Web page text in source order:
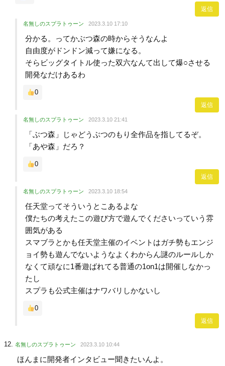
返信
名無しのスプラトゥーン 2023.3.10 17:10
分かる。ってかぶつ森の時からそうなんよ
自由度がドンドン減って嫌になる。
そらビッグタイトル使った双六なんて出して爆○させる
開発なだけあるわ
0
返信
名無しのスプラトゥーン 2023.3.10 21:41
「ぶつ森」じゃどうぶつのもり全作品を指してるぞ。
「あや森」だろ？
0
返信
名無しのスプラトゥーン 2023.3.10 18:54
任天堂ってそういうとこあるよな
僕たちの考えたこの遊び方で遊んでくださいっていう雰
囲気がある
スマブラとかも任天堂主催のイベントはガチ勢もエンジ
ョイ勢も遊んでないようなよくわからん謎のルールしか
なくて頑なに1番遊ばれてる普通の1on1は開催しなかっ
たし
スプラも公式主催はナワバリしかないし
0
返信
名無しのスプラトゥーン 2023.3.10 10:44
ほんまに開発者インタビュー聞きたいんよ。